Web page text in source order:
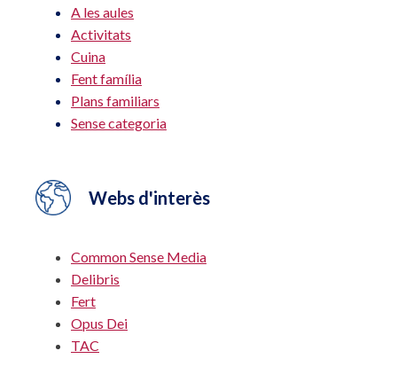
A les aules
Activitats
Cuina
Fent família
Plans familiars
Sense categoria
Webs d'interès
Common Sense Media
Delibris
Fert
Opus Dei
TAC